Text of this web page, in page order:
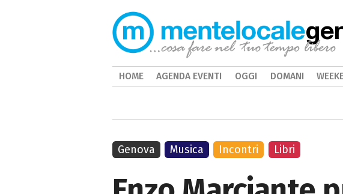
Genova Musica Incontri Libri
HOME AGENDA EVENTI OGGI DOMANI